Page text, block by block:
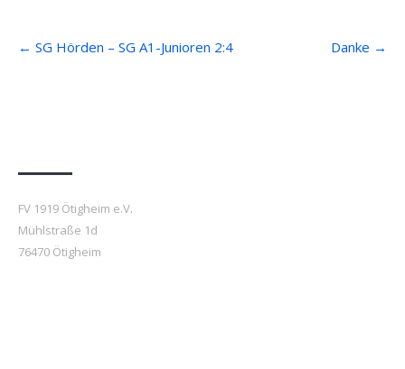
navigation
← SG Hörden – SG A1-Junioren 2:4 Danke →
FV 1919 Ötigheim e.V.
Mühlstraße 1d
76470 Ötigheim